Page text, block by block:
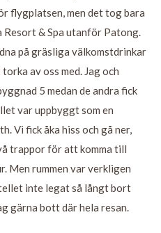
flygplatsen, men det tog bara
& Spa utanför Patong.
på gräsliga välkomstdrinkar
av oss med. Jag och
5 medan de andra fick
var uppbyggt som en
Vi fick åka hiss och gå ner,
trappor för att komma till
Men rummen var verkligen
inte legat så långt bort
gärna bott där hela resan.